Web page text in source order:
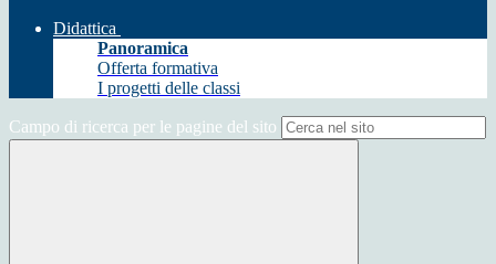
Didattica
Panoramica
Offerta formativa
I progetti delle classi
Campo di ricerca per le pagine del sito